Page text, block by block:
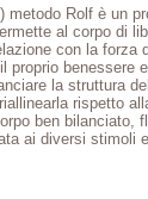
metodo Rolf è un
al corpo di
con la forza
proprio benessere
la struttura
rispetto
ben bilanciato,
ai diversi stimoli